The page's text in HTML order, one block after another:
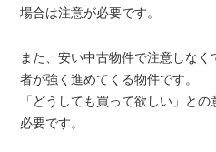
場合は注意が必要です。
また、安い中古物件で注意しな
者が強く進めてくる物件です。
「どうしても買って欲しい」と
必要です。